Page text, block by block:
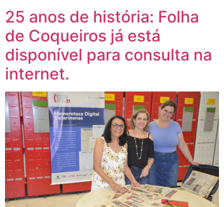
25 anos de história: Folha
de Coqueiros já está
disponível para consulta na
internet.